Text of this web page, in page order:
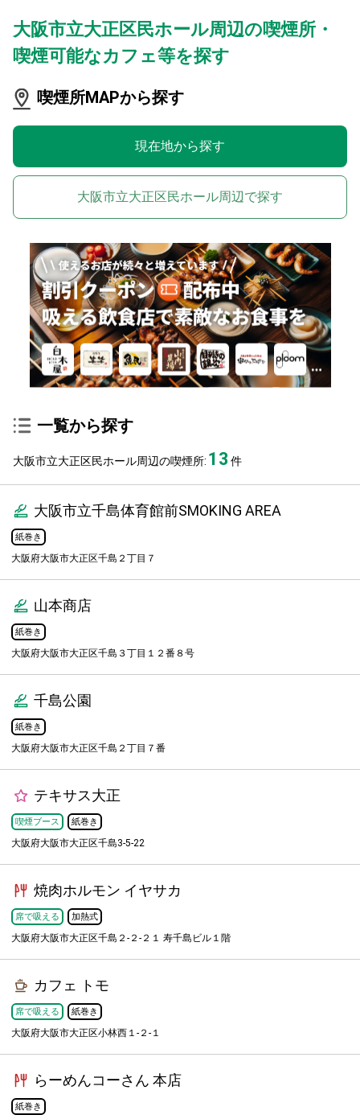
大阪市立大正区民ホール周辺の喫煙所・
喫煙可能なカフェ等を探す
喫煙所MAPから探す
現在地から探す
大阪市立大正区民ホール周辺で探す
一覧から探す
大阪市立大正区民ホール周辺の喫煙所: 13 件
大阪市立千島体育館前SMOKING AREA
紙巻き
大阪府大阪市大正区千島２丁目７
山本商店
紙巻き
大阪府大阪市大正区千島３丁目１２番８号
千島公園
紙巻き
大阪府大阪市大正区千島２丁目７番
テキサス大正
喫煙ブース 紙巻き
大阪府大阪市大正区千島3-5-22
焼肉ホルモン イヤサカ
席で吸える 加熱式
大阪府大阪市大正区千島２-２-２１ 寿千島ビル１階
カフェ トモ
席で吸える 紙巻き
大阪府大阪市大正区小林西１-２-１
らーめんコーさん 本店
紙巻き